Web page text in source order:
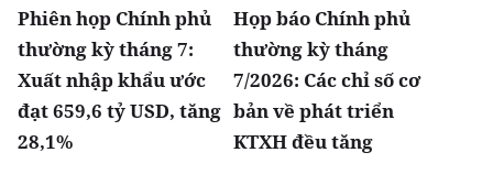
Phiên họp Chính phủ
thường kỳ tháng 7:
Xuất nhập khẩu ước
đạt 659,6 tỷ USD, tăng
28,1%
Họp báo Chính phủ
thường kỳ tháng
7/2026: Các chỉ số cơ
bản về phát triển
KTXH đều tăng